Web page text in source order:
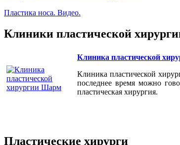
Пластика носа. Видео.
Клиники пластической
Клиника пластической
Клиника пластической
последнее время можно
пластическая хирургия.
Пластические хирурги